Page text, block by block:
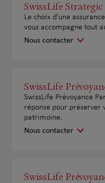
SwissLife
Le choix d'une
vous accompagne tout
Nous contacter
SwissLife
SwissLife Prévoyance
réponse pour préserver
patrimoine.
Nous contacter
SwissLife